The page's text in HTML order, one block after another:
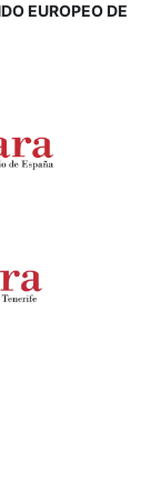
EUROPEO DE